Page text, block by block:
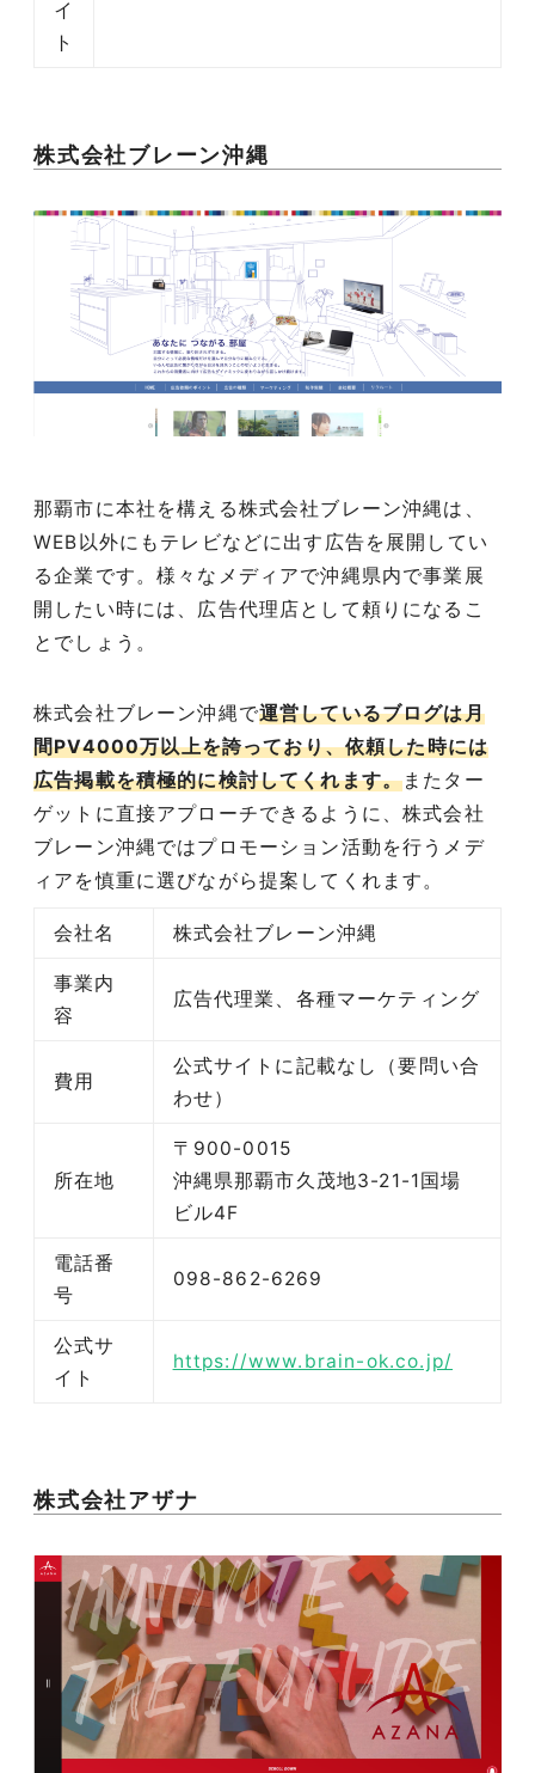
イ
ト
株式会社ブレーン沖縄
那覇市に本社を構える株式会社ブレーン沖縄は、
WEB以外にもテレビなどに出す広告を展開してい
る企業です。様々なメディアで沖縄県内で事業展
開したい時には、広告代理店として頼りになるこ
とでしょう。
株式会社ブレーン沖縄で運営しているブログは月
間PV4000万以上を誇っており、依頼した時には
広告掲載を積極的に検討してくれます。またター
ゲットに直接アプローチできるように、株式会社
ブレーン沖縄ではプロモーション活動を行うメデ
ィアを慎重に選びながら提案してくれます。
会社名 株式会社ブレーン沖縄
事業内
容
広告代理業、各種マーケティング
費用
公式サイトに記載なし（要問い合
わせ）
所在地
〒900-0015
沖縄県那覇市久茂地3-21-1国場
ビル4F
電話番
号
098-862-6269
公式サ
イト
https://www.brain-ok.co.jp/
株式会社アザナ